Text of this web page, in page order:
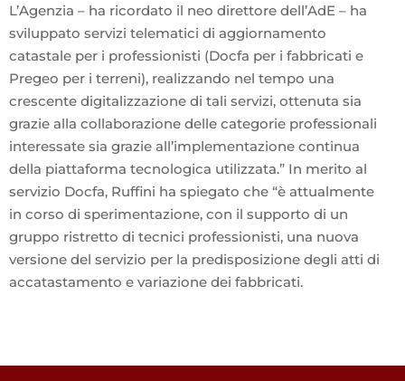
L’Agenzia – ha ricordato il neo direttore dell’AdE – ha
sviluppato servizi telematici di aggiornamento
catastale per i professionisti (Docfa per i fabbricati e
Pregeo per i terreni), realizzando nel tempo una
crescente digitalizzazione di tali servizi, ottenuta sia
grazie alla collaborazione delle categorie professionali
interessate sia grazie all’implementazione continua
della piattaforma tecnologica utilizzata.” In merito al
servizio Docfa, Ruffini ha spiegato che “è attualmente
in corso di sperimentazione, con il supporto di un
gruppo ristretto di tecnici professionisti, una nuova
versione del servizio per la predisposizione degli atti di
accatastamento e variazione dei fabbricati.